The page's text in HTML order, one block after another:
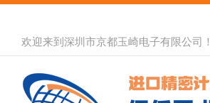
欢迎来到深圳市京都玉崎电子有限公司！